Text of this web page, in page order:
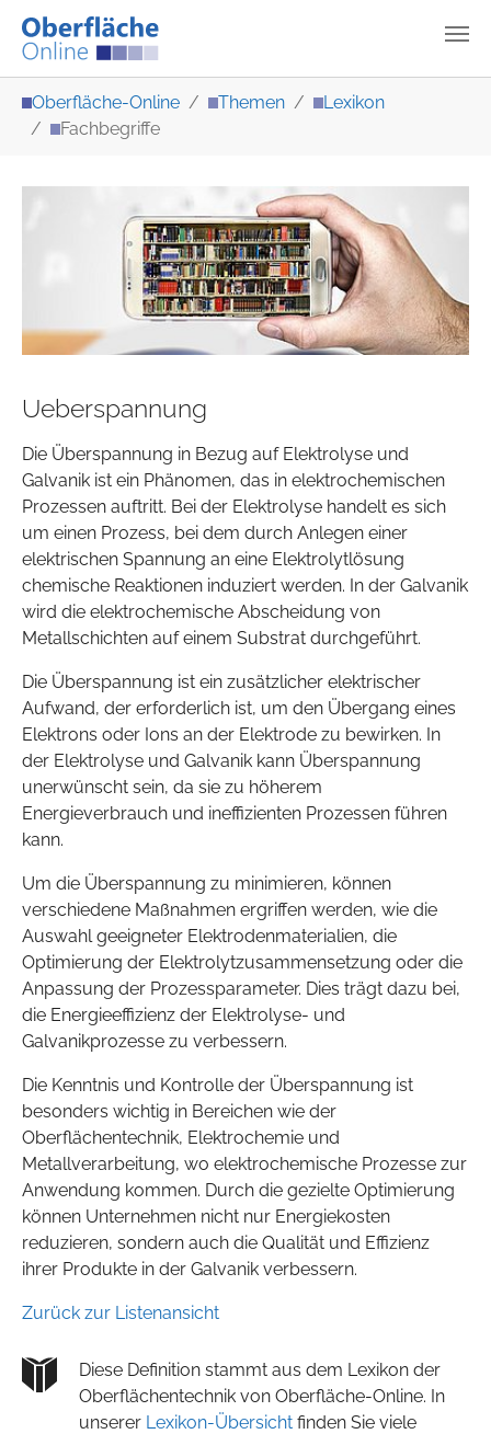
Oberfläche-Online Themen
Lexikon
Fachbegriffe
Ueberspannung
Die Überspannung in Bezug auf Elektrolyse und
Galvanik ist ein Phänomen, das in elektrochemischen
Prozessen auftritt. Bei der Elektrolyse handelt es sich
um einen Prozess, bei dem durch Anlegen einer
elektrischen Spannung an eine Elektrolytlösung
chemische Reaktionen induziert werden. In der Galvanik
wird die elektrochemische Abscheidung von
Metallschichten auf einem Substrat durchgeführt.
Die Überspannung ist ein zusätzlicher elektrischer
Aufwand, der erforderlich ist, um den Übergang eines
Elektrons oder Ions an der Elektrode zu bewirken. In
der Elektrolyse und Galvanik kann Überspannung
unerwünscht sein, da sie zu höherem
Energieverbrauch und ineffizienten Prozessen führen
kann.
Um die Überspannung zu minimieren, können
verschiedene Maßnahmen ergriffen werden, wie die
Auswahl geeigneter Elektrodenmaterialien, die
Optimierung der Elektrolytzusammensetzung oder die
Anpassung der Prozessparameter. Dies trägt dazu bei,
die Energieeffizienz der Elektrolyse- und
Galvanikprozesse zu verbessern.
Die Kenntnis und Kontrolle der Überspannung ist
besonders wichtig in Bereichen wie der
Oberflächentechnik, Elektrochemie und
Metallverarbeitung, wo elektrochemische Prozesse zur
Anwendung kommen. Durch die gezielte Optimierung
können Unternehmen nicht nur Energiekosten
reduzieren, sondern auch die Qualität und Effizienz
ihrer Produkte in der Galvanik verbessern.
Zurück zur Listenansicht
Diese Definition stammt aus dem Lexikon der
Oberflächentechnik von Oberfläche-Online. In
unserer Lexikon-Übersicht finden Sie viele